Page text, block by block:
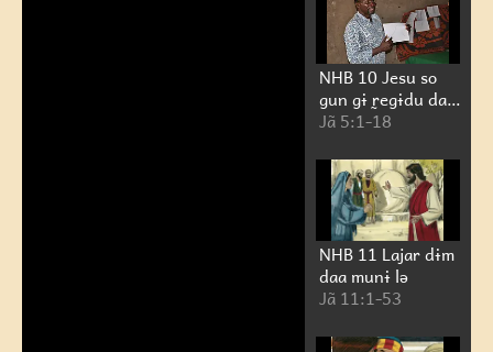
NHB 10 Jesu so
gun gɨ r̰egɨdu daa
wála gaba bwa
Jã 5:1-18
NHB 11 Lajar dɨm
daa munɨ lə
Jã 11:1-53